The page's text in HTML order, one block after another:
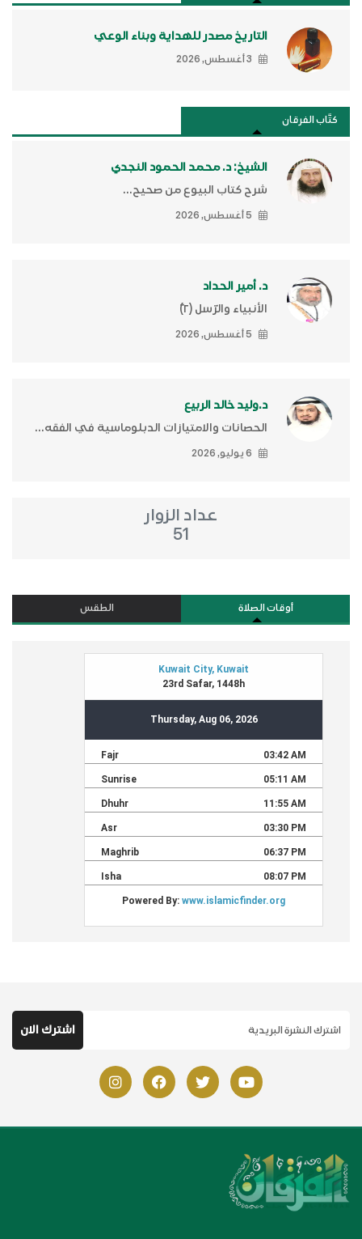
التاريخ مصدر للهداية وبناء الوعي
3 أغسطس, 2026
كتَّاب الفرقان
الشيخ: د. محمد الحمود النجدي
شرح كتاب البيوع من صحيح...
5 أغسطس, 2026
د. أمير الحداد
الأنبياء والرّسل (٢)ّ
5 أغسطس, 2026
د.وليد خالد الربيع
الحصانات والامتيازات الدبلوماسية في الفقه...
6 يوليو, 2026
عداد الزوار
51
أوقات الصلاة الطقس